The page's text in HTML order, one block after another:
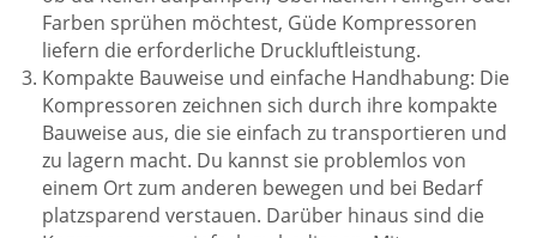
Farben sprühen möchtest, Güde Kompressoren
liefern die erforderliche Druckluftleistung.
Kompakte Bauweise und einfache Handhabung: Die
Kompressoren zeichnen sich durch ihre kompakte
Bauweise aus, die sie einfach zu transportieren und
zu lagern macht. Du kannst sie problemlos von
einem Ort zum anderen bewegen und bei Bedarf
platzsparend verstauen. Darüber hinaus sind die